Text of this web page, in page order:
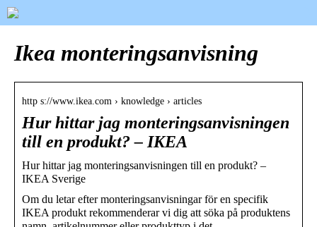
Ikea monteringsanvisning
http s://www.ikea.com › knowledge › articles
Hur hittar jag monteringsanvisningen
till en produkt? – IKEA
Hur hittar jag monteringsanvisningen till en produkt? –
IKEA Sverige
Om du letar efter monteringsanvisningar för en specifik
IKEA produkt rekommenderar vi dig att söka på produktens